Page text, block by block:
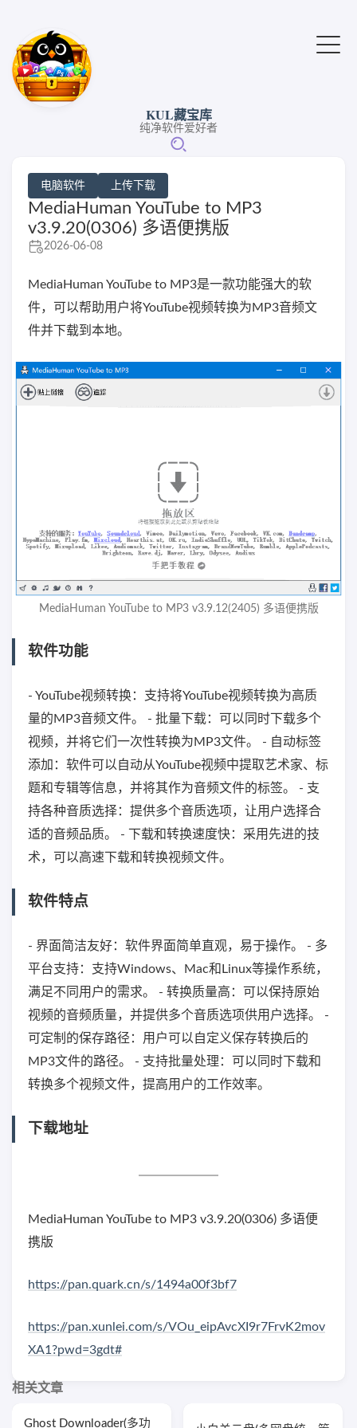
KUL藏宝库
纯净软件爱好者
电脑软件 上传下载
MediaHuman YouTube to MP3
v3.9.20(0306) 多语便携版
2026-06-08
MediaHuman YouTube to MP3是一款功能强大的软
件，可以帮助用户将YouTube视频转换为MP3音频文
件并下载到本地。
MediaHuman YouTube to MP3 v3.9.12(2405) 多语便携版
软件功能
- YouTube视频转换：支持将YouTube视频转换为高质
量的MP3音频文件。 - 批量下载：可以同时下载多个
视频，并将它们一次性转换为MP3文件。 - 自动标签
添加：软件可以自动从YouTube视频中提取艺术家、标
题和专辑等信息，并将其作为音频文件的标签。 - 支
持各种音质选择：提供多个音质选项，让用户选择合
适的音频品质。 - 下载和转换速度快：采用先进的技
术，可以高速下载和转换视频文件。
软件特点
- 界面简洁友好：软件界面简单直观，易于操作。 - 多
平台支持：支持Windows、Mac和Linux等操作系统，
满足不同用户的需求。 - 转换质量高：可以保持原始
视频的音频质量，并提供多个音质选项供用户选择。 -
可定制的保存路径：用户可以自定义保存转换后的
MP3文件的路径。 - 支持批量处理：可以同时下载和
转换多个视频文件，提高用户的工作效率。
下载地址
MediaHuman YouTube to MP3 v3.9.20(0306) 多语便
携版
https://pan.quark.cn/s/1494a00f3bf7
https://pan.xunlei.com/s/VOu_eipAvcXI9r7FrvK2mov
XA1?pwd=3gdt#
相关文章
Ghost Downloader(多功